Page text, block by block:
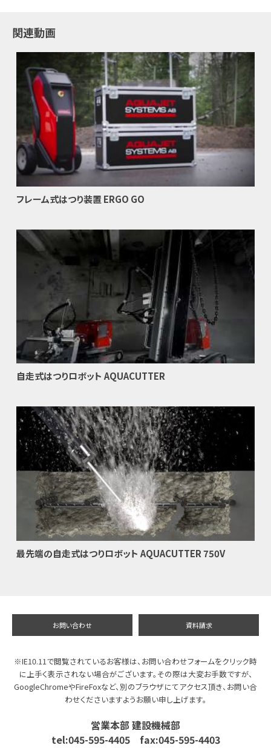
関連動画
フレーム式はつり装置 ERGO GO
自走式はつりロボット AQUACUTTER
最先端の自走式はつりロボット AQUACUTTER 750V
お問い合わせ 資料請求
※IE10.11で閲覧されているお客様は、お問い合わせフォームをクリック時
に上手く表示されない場合がございます。その際は大変お手数ですが、
GoogleChromeやFireFoxなど、別のブラウザにてアクセス頂き、お問い合
わせくださいますようお願い申し上げます。
営業本部 建設機械部
tel:045-595-4405 fax:045-595-4403